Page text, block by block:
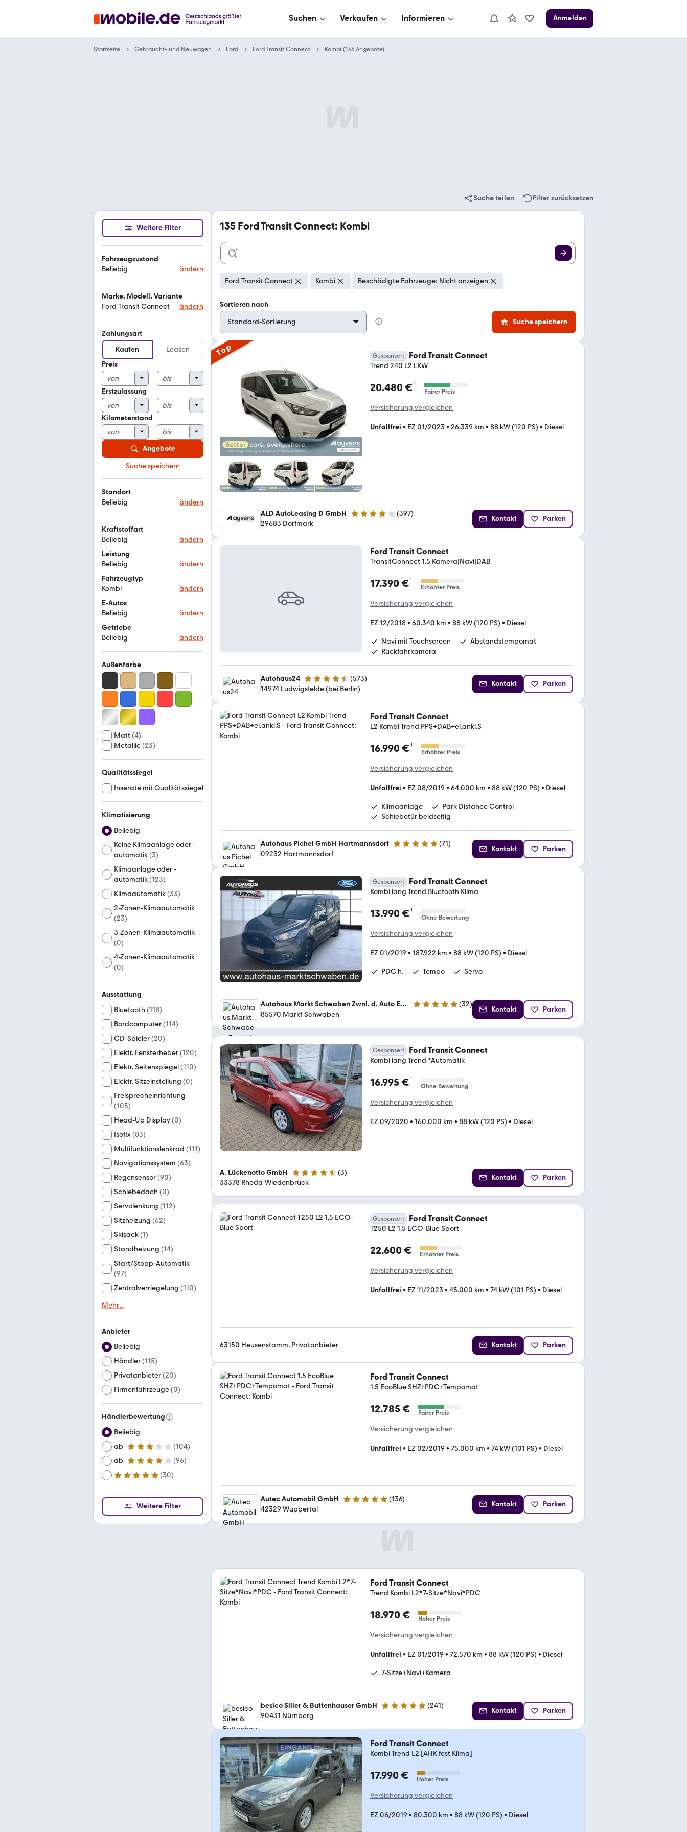
Suchen Verkaufen Informieren Anmelden
Startseite Gebraucht- und Neuwagen Ford Ford Transit Connect Kombi (135 Angebote)
Suche teilen Filter zurücksetzen
Weitere Filter
Fahrzeugzustand
Beliebig
ändern
Marke, Modell, Variante
Ford Transit Connect
ändern
Zahlungsart
Kaufen
Leasen
Preis
Erstzulassung
Kilometerstand
Angebote
Suche speichern
Standort
Beliebig
ändern
Kraftstoffart
Beliebig
ändern
Leistung
Beliebig
ändern
Fahrzeugtyp
Kombi
ändern
E-Autos
Beliebig
ändern
Getriebe
Beliebig
ändern
Außenfarbe
Matt (4)
Metallic(23)
Qualitätssiegel
Inserate mit Qualitätssiegel
Klimatisierung
Beliebig
Keine Klimaanlage oder -
automatik(3)
Klimaanlage oder -
automatik(123)
Klimaautomatik(33)
2-Zonen-Klimaautomatik
(23)
3-Zonen-Klimaautomatik
(0)
4-Zonen-Klimaautomatik
(0)
Ausstattung
Bluetooth (118)
Bordcomputer(114)
CD-Spieler(20)
Elektr. Fensterheber(120)
Elektr. Seitenspiegel(110)
Elektr. Sitzeinstellung (0)
Freisprecheinrichtung
(105)
Head-Up Display(0)
Isofix(83)
Multifunktionslenkrad (111)
Navigationssystem (63)
Regensensor(90)
Schiebedach (0)
Servolenkung (112)
Sitzheizung (62)
Skisack(1)
Standheizung (14)
Start/Stopp-Automatik
(97)
Zentralverriegelung (110)
Mehr...
Anbieter
Beliebig
Händler(115)
Privatanbieter(20)
Firmenfahrzeuge(0)
Händlerbewertung
Beliebig
ab
3 Sterne (104)
ab
4 Sterne (96)
ab
5 Sterne (30)
Weitere Filter
135 Ford Transit Connect: Kombi
Ford Transit Connect Kombi Beschädigte Fahrzeuge: Nicht anzeigen
Sortieren nach
Suche speichern
Top Gesponsert Ford Transit Connect
Trend 240 L2 LKW
20.480 €¹
Fairer Preis
Versicherung vergleichen
Unfallfrei • EZ 01/2023 • 26.339 km • 88 kW (120 PS) • Diesel
ALD AutoLeasing D GmbH 3.8 Sterne (397)
29683 Dorfmark
Kontakt Parken
Ford Transit Connect
TransitConnect 1.5 Kamera|Navi|DAB
17.390 €¹
Erhöhter Preis
Versicherung vergleichen
EZ 12/2018• 60.340 km • 88 kW (120 PS) • Diesel
Navi mit Touchscreen
Abstandstempomat
Rückfahrkamera
Autohaus24 4.3 Sterne (573)
14974 Ludwigsfelde (bei Berlin)
Kontakt Parken
Ford Transit Connect
L2 Kombi Trend PPS+DAB+el.ankl.S
16.990 €¹
Erhöhter Preis
Versicherung vergleichen
Unfallfrei • EZ 08/2019 • 64.000 km • 88 kW (120 PS) • Diesel
Klimaanlage
Park Distance Control
Schiebetür beidseitig
Autohaus Pichel GmbH Hartmannsdorf 4.9 Sterne (71)
09232 Hartmannsdorf
Kontakt Parken
Gesponsert Ford Transit Connect
Kombi lang Trend Bluetooth Klima
13.990 €¹
Ohne Bewertung
Versicherung vergleichen
EZ 01/2019 • 187.922 km • 88 kW (120 PS) • Diesel
PDC h. Tempo Servo
Autohaus Markt Schwaben Zwnl. d. Auto Eder GmbH 5 Sterne (32)
85570 Markt Schwaben
Kontakt Parken
Gesponsert Ford Transit Connect
Kombi lang Trend *Automatik
16.995 €¹
Ohne Bewertung
Versicherung vergleichen
EZ 09/2020 • 160.000 km • 88 kW (120 PS) • Diesel
A. Lückenotto GmbH 4.3 Sterne (3)
33378 Rheda-Wiedenbrück
Kontakt Parken
Gesponsert Ford Transit Connect
T250 L2 1,5 ECO-Blue Sport
22.600 € Erhöhter Preis
Versicherung vergleichen
Unfallfrei • EZ 11/2023 • 45.000 km • 74 kW (101 PS) • Diesel
63150 Heusenstamm, Privatanbieter Kontakt Parken
Ford Transit Connect
1.5 EcoBlue SHZ+PDC+Tempomat
12.785 € Fairer Preis
Versicherung vergleichen
Unfallfrei • EZ 02/2019 • 75.000 km • 74 kW (101 PS) • Diesel
Autec Automobil GmbH 4.9 Sterne (136)
42329 Wuppertal
Kontakt Parken
Ford Transit Connect
Trend Kombi L2*7-Sitze*Navi*PDC
18.970 € Hoher Preis
Versicherung vergleichen
Unfallfrei • EZ 01/2019 • 72.570 km • 88 kW (120 PS) • Diesel
7-Sitze+Navi+Kamera
besico Siller & Buttenhauser GmbH 4.9 Sterne (241)
90431 Nürnberg
Kontakt Parken
Ford Transit Connect
Kombi Trend L2 [AHK fest Klima]
17.990 € Hoher Preis
Versicherung vergleichen
EZ 06/2019 • 80.300 km • 88 kW (120 PS) • Diesel